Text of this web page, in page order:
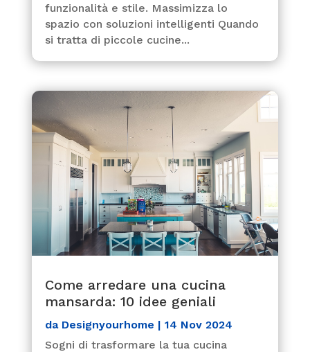
funzionalità e stile. Massimizza lo
spazio con soluzioni intelligenti Quando
si tratta di piccole cucine...
Come arredare una cucina
mansarda: 10 idee geniali
da Designyourhome | 14 Nov 2024
Sogni di trasformare la tua cucina